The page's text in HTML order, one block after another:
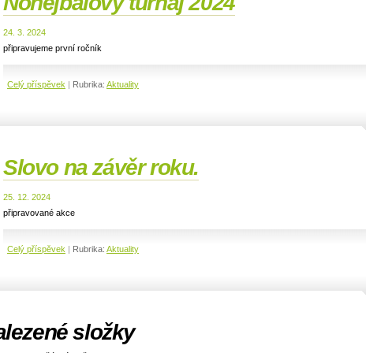
24. 3. 2024
připravujeme první ročník
Celý příspěvek | Rubrika: Aktuality
Slovo na závěr roku.
25. 12. 2024
připravované akce
Celý příspěvek | Rubrika: Aktuality
složky